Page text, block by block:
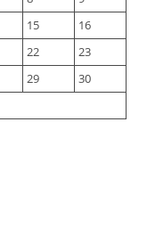
15
16
22
23
29
30